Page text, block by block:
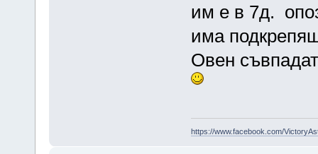
им е в 7д.
има
Овен
https://www.facebook.com/